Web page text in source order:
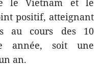
positif, atteignant
au cours des 10
année, soit une
an.